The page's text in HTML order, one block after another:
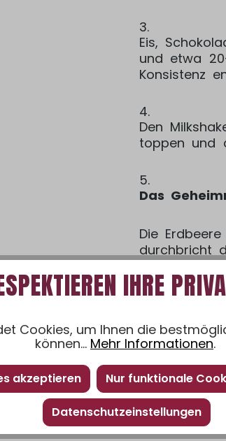
3.
Eis,
und etwa
Konsistenz
4.
Den
toppen und
5.
Das
Die
durchbricht
einen
macht den
Geschmack.
IHRE
Cookies, um Ihnen die
können... Mehr Informationen.
akzeptieren Nur funktionale
Datenschutzeinstellungen